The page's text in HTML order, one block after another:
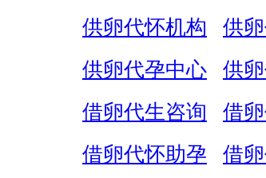
供卵代怀机构
供
供卵代孕中心
供
借卵代生咨询
借
借卵代怀助孕
借